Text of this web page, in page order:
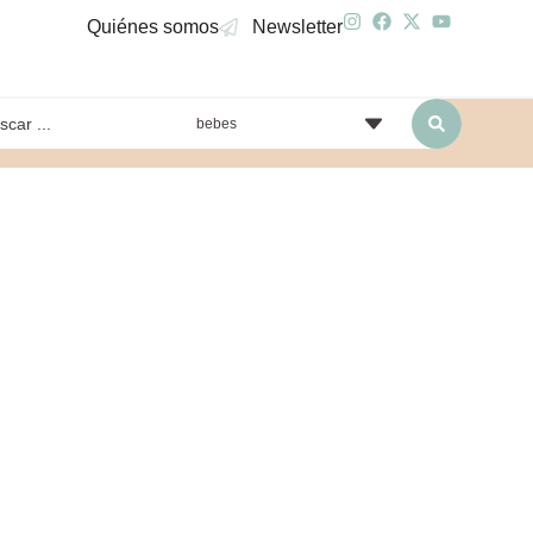
Quiénes somos Newsletter
bebes